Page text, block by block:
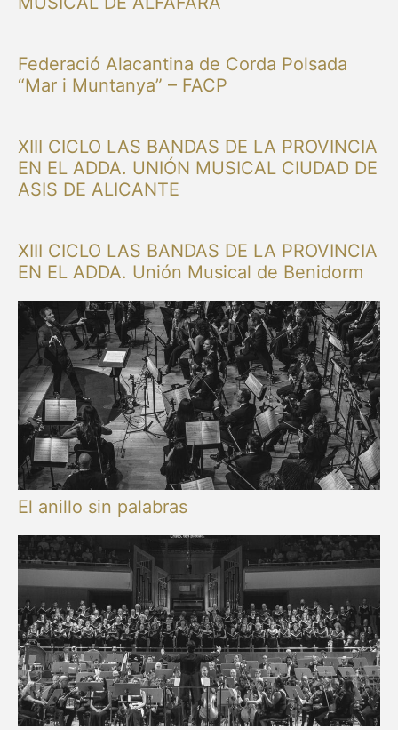
Federació Alacantina de Corda Polsada
“Mar i Muntanya” – FACP
XIII CICLO LAS BANDAS DE LA PROVINCIA
EN EL ADDA. UNIÓN MUSICAL CIUDAD DE
ASIS DE ALICANTE
XIII CICLO LAS BANDAS DE LA PROVINCIA
EN EL ADDA. Unión Musical de Benidorm
El anillo sin palabras